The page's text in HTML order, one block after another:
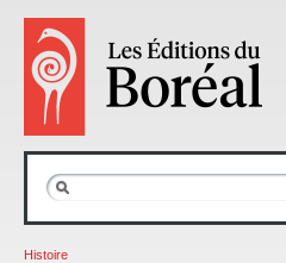
Histoire